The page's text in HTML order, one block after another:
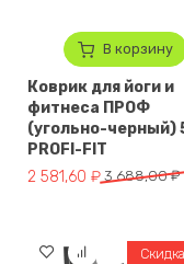
В корзину
Коврик для йоги и
фитнеса ПРОФ
(угольно-черный)
PROFI-FIT
3 688,00₽
Первоначальная
2 581,60 ₽
Текущая цена: 2